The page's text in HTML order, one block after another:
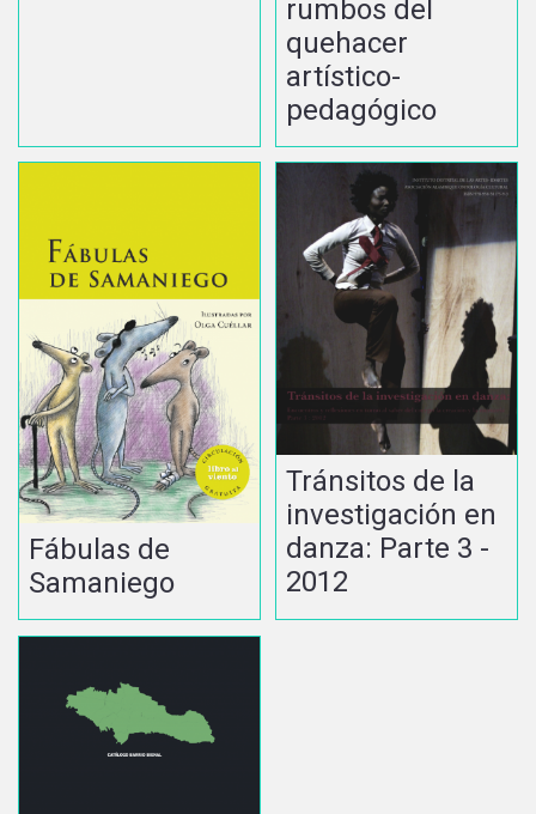
rumbos del
quehacer
artístico-
pedagógico
Fábulas de
Samaniego
Tránsitos de la
investigación en
danza: Parte 3 -
2012